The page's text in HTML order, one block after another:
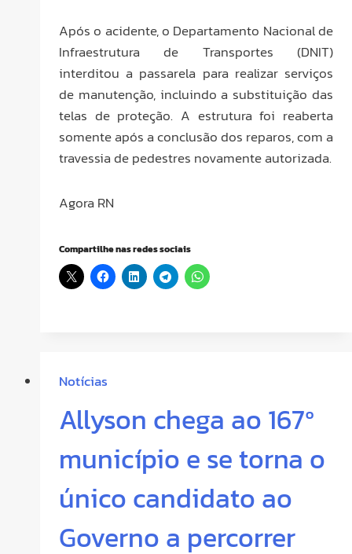
Após o acidente, o Departamento Nacional de
Infraestrutura de Transportes (DNIT)
interditou a passarela para realizar serviços
de manutenção, incluindo a substituição das
telas de proteção. A estrutura foi reaberta
somente após a conclusão dos reparos, com a
travessia de pedestres novamente autorizada.
Agora RN
Compartilhe nas redes sociais
Notícias
Allyson chega ao 167º
município e se torna o
único candidato ao
Governo a percorrer